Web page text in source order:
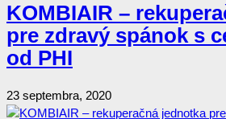
KOMBIAIR –
pre zdravý spánok s
od PHI
23 septembra, 2020